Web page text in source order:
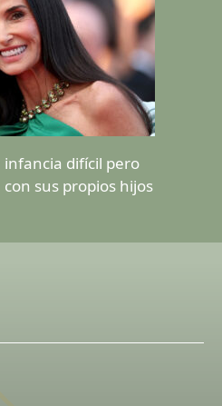
difícil pero
sus propios hijos